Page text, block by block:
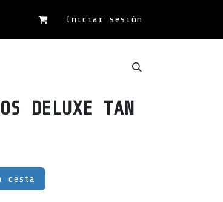
Iniciar sesión
DELUXE TAN
cesta